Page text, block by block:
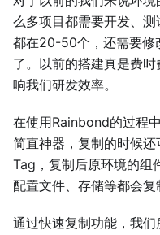
么多项目都需要开发、
都在20-50个，还需要修
了。以前的搭建真是费
响我们研发效率。
在使用Rainbond的过程
简直神器，复制的时候
Tag，复制后原环境的组
配置文件、存储等都会复
通过快速复制功能，我